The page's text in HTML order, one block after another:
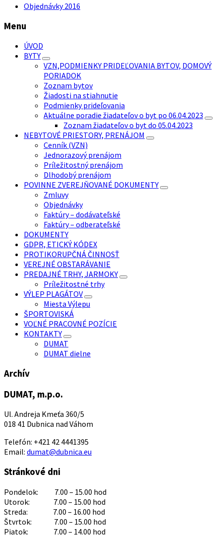
Objednávky 2016
Menu
ÚVOD
BYTY
VZN,PODMIENKY PRIDEĽOVANIA BYTOV, DOMOVÝ
PORIADOK
Zoznam bytov
Žiadosti na stiahnutie
Podmienky prideľovania
Aktuálne poradie žiadateľov o byt po 06.04.2023
Zoznam žiadateľov o byt do 05.04.2023
NEBYTOVÉ PRIESTORY, PRENÁJOM
Cenník (VZN)
Jednorazový prenájom
Príležitostný prenájom
Dlhodobý prenájom
POVINNE ZVEREJŇOVANÉ DOKUMENTY
Zmluvy
Objednávky
Faktúry – dodávateľské
Faktúry – odberateľské
DOKUMENTY
GDPR, ETICKÝ KÓDEX
PROTIKORUPČNÁ ČINNOSŤ
VEREJNÉ OBSTARÁVANIE
PREDAJNÉ TRHY, JARMOKY
Príležitostné trhy
VÝLEP PLAGÁTOV
Miesta Výlepu
ŠPORTOVISKÁ
VOĽNÉ PRACOVNÉ POZÍCIE
KONTAKTY
DUMAT
DUMAT dielne
Archív
DUMAT, m.p.o.
Ul. Andreja Kmeťa 360/5
018 41 Dubnica nad Váhom
Telefón: +421 42 4441395
Email: dumat@dubnica.eu
Stránkové dni
Pondelok: 7.00 – 15.00 hod
Utorok: 7.00 – 15.00 hod
Streda: 7.00 – 16.00 hod
Štvrtok: 7.00 – 15.00 hod
Piatok: 7.00 – 14.00 hod